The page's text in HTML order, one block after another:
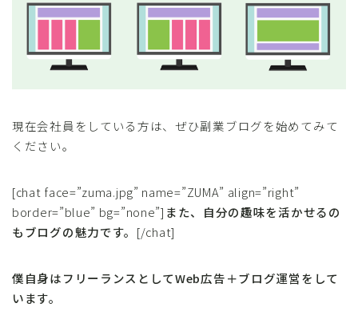
現在会社員をしている方は、ぜひ副業ブログを始めてみて
ください。
[chat face=”zuma.jpg” name=”ZUMA” align=”right”
border=”blue” bg=”none”] また、自分の趣味を活かせるの
もブログの魅力です。 [/chat]
僕自身はフリーランスとしてWeb広告＋ブログ運営をして
います。